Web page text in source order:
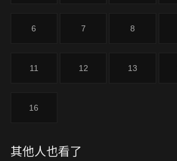
6 7 8
11 12 13
16
其他人也看了